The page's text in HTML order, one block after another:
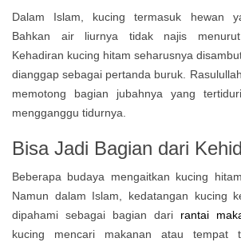
Dalam Islam, kucing termasuk hewan
Bahkan air liurnya tidak najis menurut
Kehadiran kucing hitam seharusnya
dianggap sebagai pertanda buruk.
memotong bagian jubahnya yang
mengganggu tidurnya.
Bisa Jadi Bagian dari
Beberapa budaya mengaitkan kucing
Namun dalam Islam, kedatangan kucing
dipahami sebagai bagian dari rantai
kucing mencari makanan atau tempat